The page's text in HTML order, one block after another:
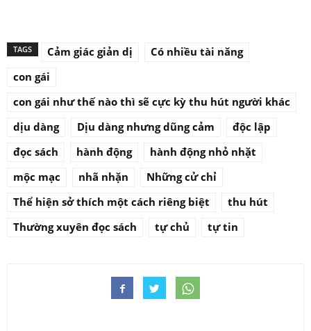
TAGS Cảm giác giản dị
Có nhiều tài năng
con gái
con gái như thế nào thì sẽ cực kỳ thu hút người khác
dịu dàng
Dịu dàng nhưng dũng cảm
độc lập
đọc sách
hành động
hành động nhỏ nhặt
mộc mạc
nhã nhặn
Những cử chỉ
Thể hiện sở thích một cách riêng biệt
thu hút
Thường xuyên đọc sách
tự chủ tự tin